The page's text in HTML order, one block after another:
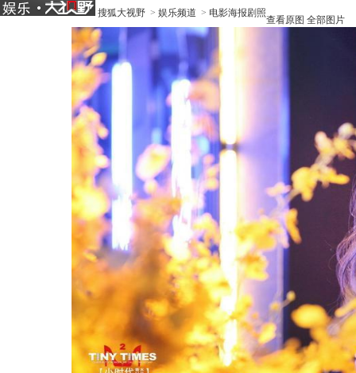
搜狐大视野 > 娱乐频道 > 电影海报剧照
查看原图 全部图片